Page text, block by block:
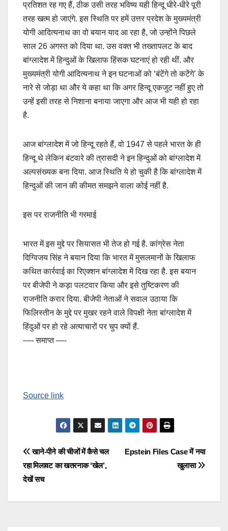
प्रतिशत रह गए हैं, ठीक उसी तरह भविष्य यही हिन्दू धीरे-धीरे पूरी
तरह खत्म हो जाएंगे. इस स्थिति पर हमें उत्तर प्रदेश के मुख्यमंत्री
योगी आदित्यनाथ का वो बयान याद आ रहा है, जो उन्होंने पिछले
साल 26 अगस्त को दिया था. उस वक्त भी तख्तापलट के बाद
बांग्लादेश में हिन्दुओं के खिलाफ हिंसक घटनाएं हो रही थीं. और
मुख्यमंत्री योगी आदित्यनाथ ने इन घटनाओं को ‘बंटेंगे तो कटेंगे’ के
नारे से जोड़ा था और ये कहा था कि अगर हिन्दू एकजुट नहीं हुए तो
उन्हें इसी तरह से निशाना बनाया जाएगा और आज भी यही हो रहा
है.
आज बांग्लादेश में जो हिन्दू रहते हैं, वो 1947 से पहले भारत के ही
हिन्दू थे लेकिन बंटवारे की त्रासदी ने इन हिन्दुओं को बांग्लादेश में
अल्पसंख्यक बना दिया. आज स्थिति ये हो चुकी है कि बांग्लादेश में
हिन्दुओं की जान की कीमत समझने वाला कोई नहीं है.
इस पर राजनीति भी गरमाई
भारत में इस मुद्दे पर सियासत भी तेज हो गई है. कांग्रेस नेता
दिग्विजय सिंह ने बयान दिया कि भारत में मुसलमानों के खिलाफ
कथित कार्रवाई का रिएक्शन बांग्लादेश में दिख रहा है. इस बयान
पर बीजेपी ने कड़ा पलटवार किया और इसे तुष्टिकरण की
राजनीति करार दिया. बीजेपी नेताओं ने सवाल उठाया कि
फिलिस्तीन के मुद्दे पर मुखर रहने वाले विपक्षी नेता बांग्लादेश में
हिंदुओं पर हो रहे अत्याचारों पर चुप क्यों हैं.
—- समाप्त —-
Source link
Post
navigation
Epstein Files Case में नया
खुलासा
खाने-पीने की चीजों में कैसे चल
रहा मिलावट का खतरनाक ‘खेल’,
देखें सच